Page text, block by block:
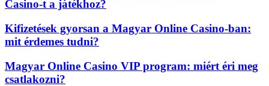
Casino-t a játékhoz?
Kifizetések gyorsan a Magyar Online Casino-ban:
mit érdemes tudni?
Magyar Online Casino VIP program: miért éri meg
csatlakozni?